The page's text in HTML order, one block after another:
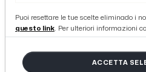
Puoi resettare le tue scelte eliminado i
questo link. Per ulteriori informazioni
ACCETTA